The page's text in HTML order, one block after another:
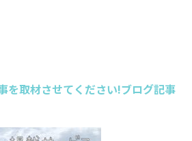
を取材させてください!ブログ記事